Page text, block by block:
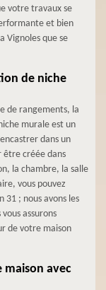
votre travaux se
et bien
Vignoles que se
de niche
de rangements, la
murale est un
dans un
être créée dans
la chambre, la salle
vous pouvez
; nous avons les
assurons
de votre maison
maison avec